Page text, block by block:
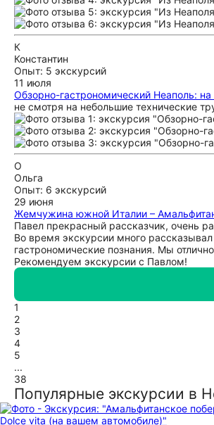
К
Константин
Опыт: 5 экскурсий
11 июля
Обзорно-гастрономический Неаполь:
не смотря на небольшие технические
О
Ольга
Опыт: 6 экскурсий
29 июня
Жемчужина южной Италии –
Павел прекрасный рассказчик, очень
Во время экскурсии много
гастрономические познания. Мы
Рекомендуем экскурсии с Павлом!
1
2
3
4
5
...
38
Популярные экскурсии в